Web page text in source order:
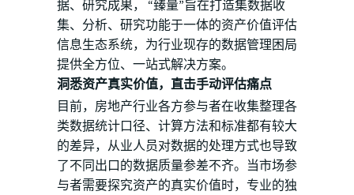
据、研究成果， “臻量”旨在打造集数据收
集、分析、研究功能于一体的资产价值评估
信息生态系统，为行业现存的数据管理困局
提供全方位、一站式解决方案。
洞悉资产真实价值，直击手动评估痛点
目前，房地产行业各方参与者在收集整理各
类数据统计口径、计算方法和标准都有较大
的差异，从业人员对数据的处理方式也导致
了不同出口的数据质量参差不齐。当市场参
与者需要探究资产的真实价值时，专业的独